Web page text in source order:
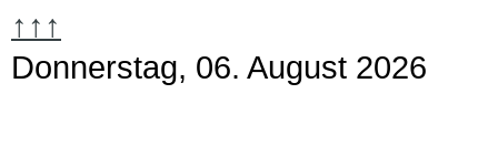
↑↑↑
Donnerstag, 06. August 2026